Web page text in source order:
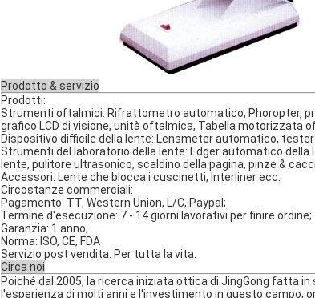
Prodotto & servizio
Prodotti:
Strumenti oftalmici: Rifrattometro automatico, Phoropter,
grafico LCD di visione, unità oftalmica, Tabella motorizzata
Dispositivo difficile della lente: Lensmeter automatico,
Strumenti del laboratorio della lente: Edger automatico della
lente, pulitore ultrasonico, scaldino della pagina, pinze &
Accessori: Lente che blocca i cuscinetti, Interliner ecc.
Circostanze commerciali:
Pagamento: TT, Western Union, L/C, Paypal;
Termine d'esecuzione: 7 - 14 giorni lavorativi per finire ordine;
Garanzia: 1 anno;
Norma: ISO, CE, FDA
Servizio post vendita: Per tutta la vita.
Circa noi
Poiché dal 2005, la ricerca iniziata ottica di JingGong fatta
l'esperienza di molti anni e l'investimento in questo campo,